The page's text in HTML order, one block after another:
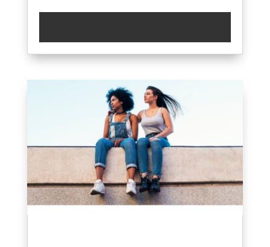
英会話始めてみたいけど、本当に初心者で
る？？
大丈夫です！Beは完全初心者から始められ
全く英語が分からなくても、ネイティブの
レッスンが受けてみたい人大歓迎！
もちろんサポートもしっかりあります????
心斎橋英会話 #大阪英会話カフェ #英会話カ
フェ #大阪英会話スクール #英会話レッスン
#英語フレーズ #英語勉強 #英語話せるよう
になりたい #英会話の秋